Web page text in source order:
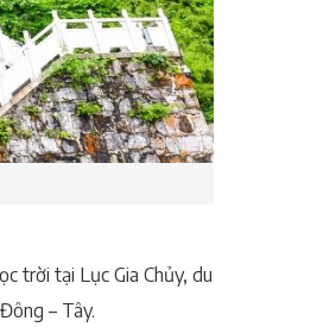
trời tại Lục Gia Chủy, du
– Tây.